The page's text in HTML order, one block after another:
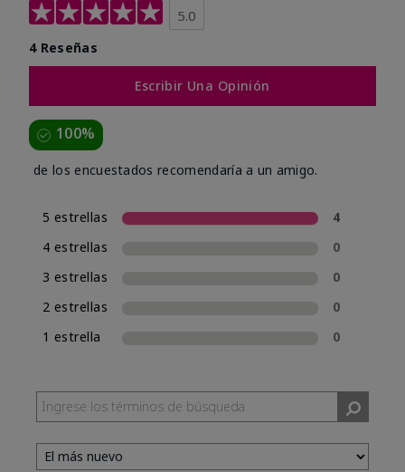
5.0
4 Reseñas
Escribir Una Opinión
100%
de los encuestados recomendaría a un amigo.
5 estrellas
4
4 estrellas
0
3 estrellas
0
2 estrellas
0
1 estrella
0